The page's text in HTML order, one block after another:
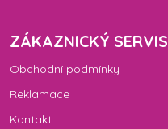
ZÁKAZNICKÝ SERVIS
Obchodní podmínky
Reklamace
Kontakt